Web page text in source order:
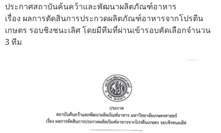
ประกาศสถาบันค้นคว้าและพัฒนาผลิตภัณฑ์อาหาร
เรื่อง ผลการตัดสินการประกวดผลิตภัณฑ์อาหารจากโปรตีน
เกษตร รอบชิงชนะเลิศ โดยมีทีมที่ผ่านเข้ารอบคัดเลือกจำนวน
3 ทีม